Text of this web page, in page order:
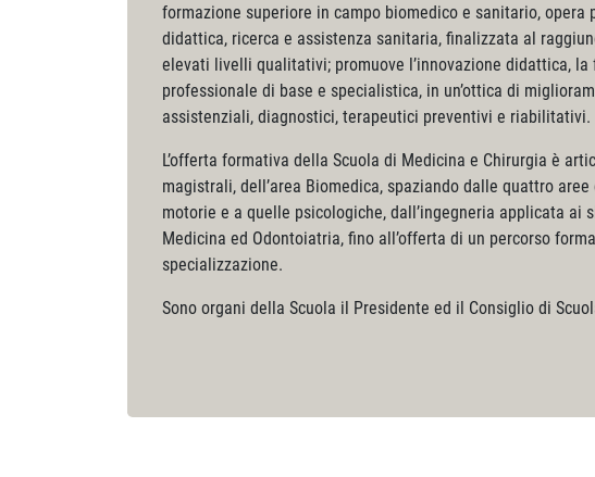
formazione superiore in campo biomedico e sanitario,
didattica, ricerca e assistenza sanitaria, finalizzata al
elevati livelli qualitativi; promuove l’innovazione didattica, la
professionale di base e specialistica, in un’ottica di
assistenziali, diagnostici, terapeutici preventivi e riabilitativi.
L’offerta formativa della Scuola di Medicina e Chirurgia è
magistrali, dell’area Biomedica, spaziando dalle quattro
motorie e a quelle psicologiche, dall’ingegneria applicata ai
Medicina ed Odontoiatria, fino all’offerta di un percorso
specializzazione.
Sono organi della Scuola il Presidente ed il Consiglio di